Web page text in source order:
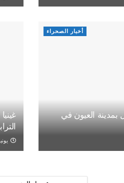
أخبار الصحراء
بمدينة العيون في
يونيو 29,